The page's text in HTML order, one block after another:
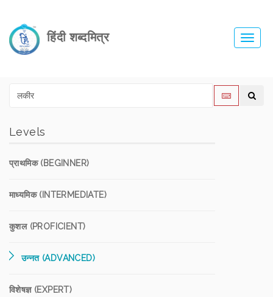
हिंदी शब्दमित्र
Levels
प्राथमिक (BEGINNER)
माध्यमिक (INTERMEDIATE)
कुशल (PROFICIENT)
उन्नत (ADVANCED)
विशेषज्ञ (EXPERT)